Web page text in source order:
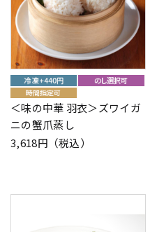
＜味の中華 羽衣＞ズワイガ
ニの蟹爪蒸し
3,618円（税込）